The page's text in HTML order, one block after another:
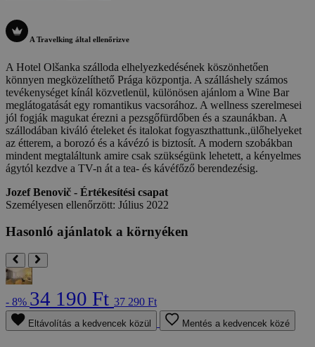
A Travelking által ellenőrizve
A Hotel Olšanka szálloda elhelyezkedésének köszönhetően
könnyen megközelíthető Prága központja. A szálláshely számos
tevékenységet kínál közvetlenül, különösen ajánlom a Wine Bar
meglátogatását egy romantikus vacsorához. A wellness szerelmesei
jól fogják magukat érezni a pezsgőfürdőben és a szaunákban. A
szállodában kiváló ételeket és italokat fogyaszthattunk.,ülőhelyeket
az étterem, a borozó és a kávézó is biztosít. A modern szobákban
mindent megtaláltunk amire csak szükségünk lehetett, a kényelmes
ágytól kezdve a TV-n át a tea- és kávéfőző berendezésig.
Jozef Benovič - Értékesítési csapat
Személyesen ellenőrzött: Július 2022
Hasonló ajánlatok a környéken
- 8% 34 190 Ft 37 290 Ft
Eltávolítás a kedvencek közül Mentés a kedvencek közé